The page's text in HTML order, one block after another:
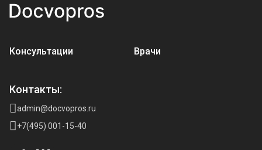
Консультации Врачи
Контакты:
admin@docvopros.ru
+7(495) 001-15-40